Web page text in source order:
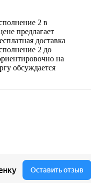
2 в
предлагает
доставка
2 до
на
обсуждается